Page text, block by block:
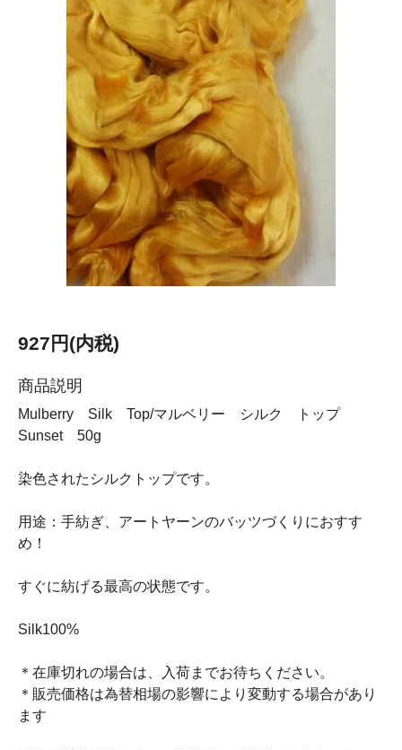
927円(内税)
商品説明
Mulberry Silk Top/マルベリー シルク トップ
Sunset 50g
染色されたシルクトップです。
用途：手紡ぎ、アートヤーンのバッツづくりにおすす
め！
すぐに紡げる最高の状態です。
Silk100%
＊在庫切れの場合は、入荷までお待ちください。
＊販売価格は為替相場の影響により変動する場合があり
ます